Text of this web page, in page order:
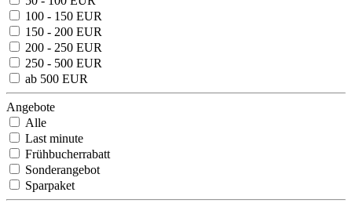
100 - 150 EUR
150 - 200 EUR
200 - 250 EUR
250 - 500 EUR
ab 500 EUR
Angebote
Alle
Last minute
Frühbucherrabatt
Sonderangebot
Sparpaket